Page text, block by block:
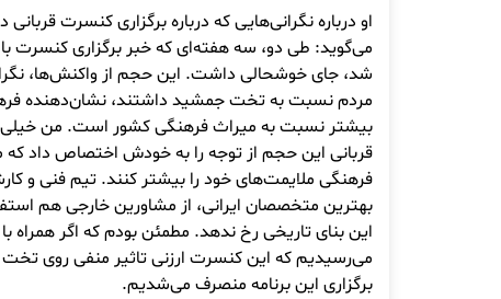
او درباره نگرانی‌هایی که درباره برگزاری کنسرت
می‌گوید: طی دو، سه هفته‌ای که خبر برگزاری کنسرت با
شد، جای خوشحالی داشت. این حجم از واکنش‌ها،
مردم نسبت به تخت جمشید داشتند، نشان‌دهنده
بیشتر نسبت به میراث فرهنگی کشور است. من
قربانی این حجم از توجه را به خودش اختصاص داد که
فرهنگی ملایمت‌های خود را بیشتر کنند. تیم فنی و
بهترین متخصصان ایرانی، از مشاورین خارجی هم
این بنای تاریخی رخ ندهد. مطمئن بودم که اگر همراه
می‌رسیدیم که این کنسرت ارزنی تاثیر منفی روی تخت
برگزاری این برنامه منصرف می‌شدیم.